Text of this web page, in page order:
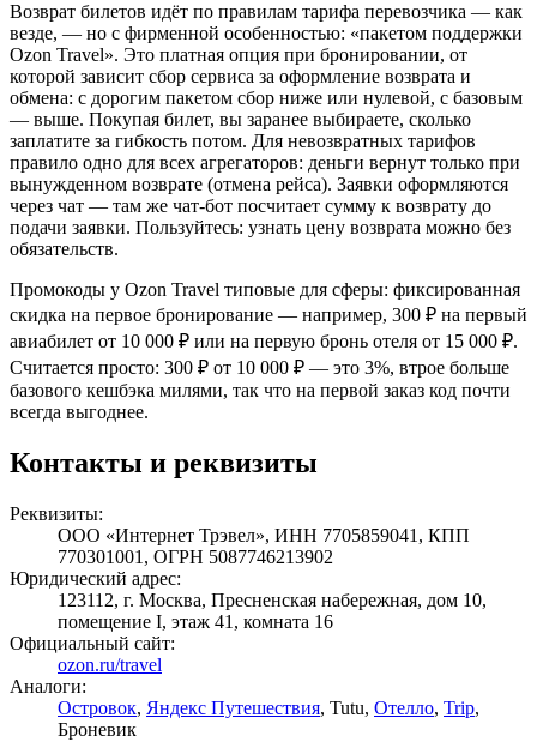
Возврат билетов идёт по правилам тарифа перевозчика — как
везде, — но с фирменной особенностью: «пакетом поддержки
Ozon Travel». Это платная опция при бронировании, от
которой зависит сбор сервиса за оформление возврата и
обмена: с дорогим пакетом сбор ниже или нулевой, с базовым
— выше. Покупая билет, вы заранее выбираете, сколько
заплатите за гибкость потом. Для невозвратных тарифов
правило одно для всех агрегаторов: деньги вернут только при
вынужденном возврате (отмена рейса). Заявки оформляются
через чат — там же чат-бот посчитает сумму к возврату до
подачи заявки. Пользуйтесь: узнать цену возврата можно без
обязательств.
Промокоды у Ozon Travel типовые для сферы: фиксированная
скидка на первое бронирование — например, 300 ₽ на первый
авиабилет от 10 000 ₽ или на первую бронь отеля от 15 000 ₽.
Считается просто: 300 ₽ от 10 000 ₽ — это 3%, втрое больше
базового кешбэка милями, так что на первой заказ код почти
всегда выгоднее.
Контакты и реквизиты
Реквизиты:
ООО «Интернет Трэвел», ИНН 7705859041, КПП
770301001, ОГРН 5087746213902
Юридический адрес:
123112, г. Москва, Пресненская набережная, дом 10,
помещение I, этаж 41, комната 16
Официальный сайт:
ozon.ru/travel
Аналоги:
Островок, Яндекс Путешествия, Tutu, Отелло, Trip,
Броневик